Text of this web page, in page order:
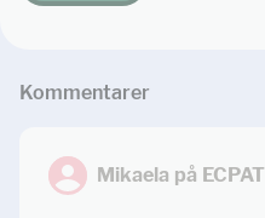
Kommentarer
Mikaela på ECPAT